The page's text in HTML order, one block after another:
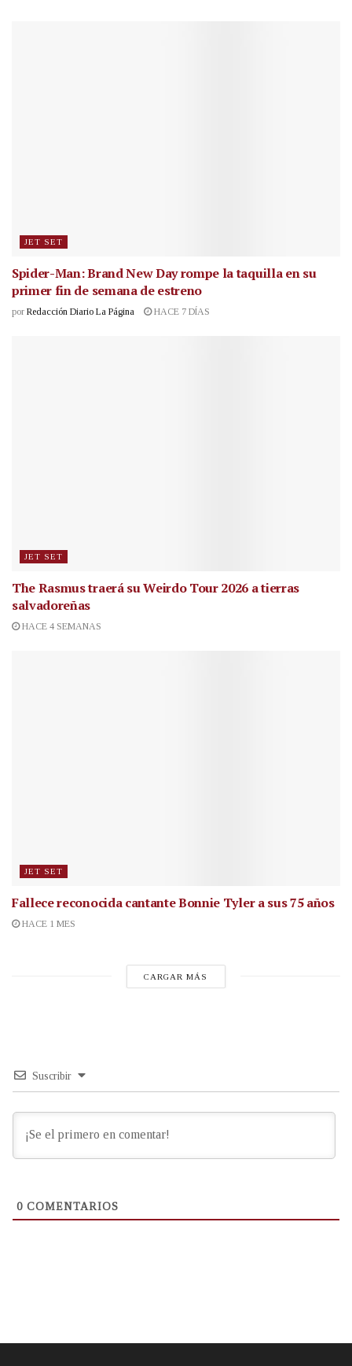
JET SET
Spider-Man: Brand New Day rompe la taquilla en su
primer fin de semana de estreno
por Redacción Diario La Página HACE 7 DÍAS
JET SET
The Rasmus traerá su Weirdo Tour 2026 a tierras
salvadoreñas
HACE 4 SEMANAS
JET SET
Fallece reconocida cantanteBonnie Tyler a sus 75 años
HACE 1 MES
CARGAR MÁS
Suscribir
0 COMENTARIOS